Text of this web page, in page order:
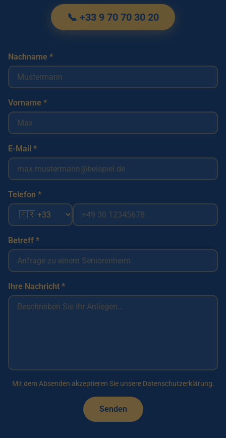
📞 +33 9 70 70 30 20
Nachname *
Vorname *
E-Mail *
Telefon *
Betreff *
Ihre Nachricht *
Mit dem Absenden akzeptieren Sie unsere Datenschutzerklärung.
Senden